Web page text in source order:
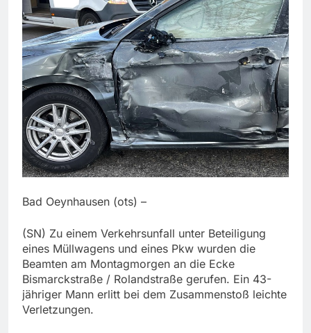
Bad Oeynhausen (ots) –
(SN) Zu einem Verkehrsunfall unter Beteiligung
eines Müllwagens und eines Pkw wurden die
Beamten am Montagmorgen an die Ecke
Bismarckstraße / Rolandstraße gerufen. Ein 43-
jähriger Mann erlitt bei dem Zusammenstoß leichte
Verletzungen.